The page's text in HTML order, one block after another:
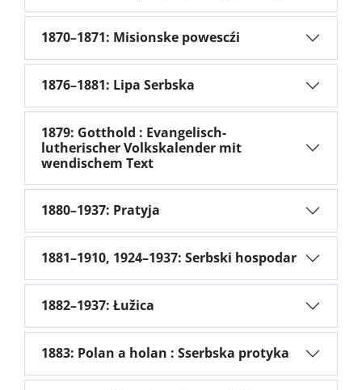
1870–1871: Misionske powescźi
1876–1881: Lipa Serbska
1879: Gotthold : Evangelisch-
lutherischer Volkskalender mit
wendischem Text
1880–1937: Pratyja
1881–1910, 1924–1937: Serbski hospodar
1882–1937: Łužica
1883: Polan a holan : Sserbska protyka